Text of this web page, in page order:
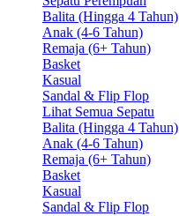
Balita (Hingga 4 Tahun)
Anak (4-6 Tahun)
Remaja (6+ Tahun)
Basket
Kasual
Sandal & Flip Flop
Lihat Semua Sepatu
Balita (Hingga 4 Tahun)
Anak (4-6 Tahun)
Remaja (6+ Tahun)
Basket
Kasual
Sandal & Flip Flop